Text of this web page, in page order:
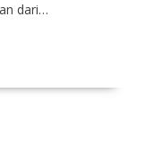
dari…